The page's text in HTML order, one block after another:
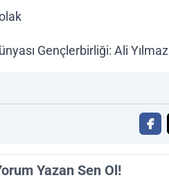
Gençlerbirliği: Ali Yılmaz
Yazan Sen Ol!